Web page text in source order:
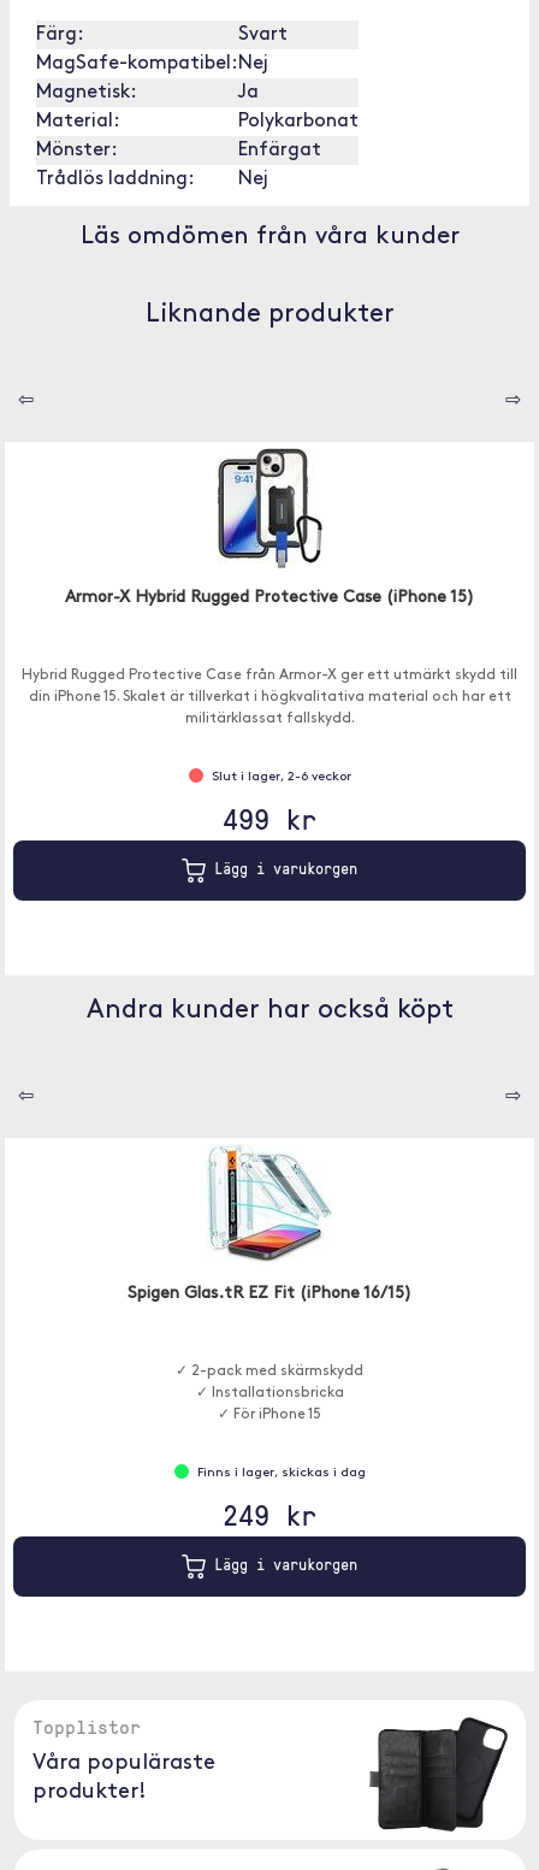
Färg:
Svart
MagSafe-kompatibel: Nej
Magnetisk:
Ja
Material:
Polykarbonat
Mönster:
Enfärgat
Trådlös laddning:
Nej
Läs omdömen från våra kunder
Liknande produkter
⇦ ⇨
Armor-X Hybrid Rugged Protective Case (iPhone 15)
Hybrid Rugged Protective Case från Armor-X ger ett utmärkt skydd till
din iPhone 15. Skalet är tillverkat i högkvalitativa material och har ett
militärklassat fallskydd.
Slut i lager, 2-6 veckor
499 kr
Lägg i varukorgen
Andra kunder har också köpt
⇦ ⇨
Spigen Glas.tR EZ Fit (iPhone 16/15)
✓ 2-pack med skärmskydd
✓ Installationsbricka
✓ För iPhone 15
Finns i lager, skickas i dag
249 kr
Lägg i varukorgen
Topplistor
Våra populäraste
produkter!